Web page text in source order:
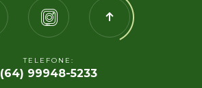
TELEFONE:
(64) 99948-5233